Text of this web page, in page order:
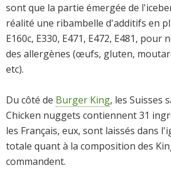
sont que la partie émergée de
réalité une ribambelle d'additifs en
E160c, E330, E471, E472, E481, pour
des allergènes (œufs, gluten,
etc).
Du côté de Burger King, les Suisses
Chicken nuggets contiennent 31
les Français, eux, sont laissés dans
totale quant à la composition des
commandent.